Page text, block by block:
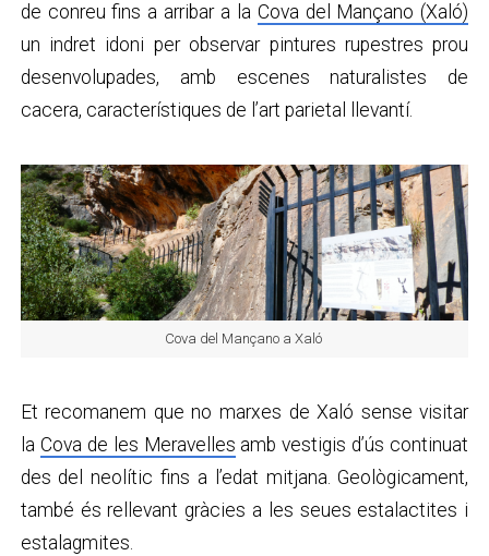
de conreu fins a arribar a la Cova del Mançano (Xaló)
un indret idoni per observar pintures rupestres prou
desenvolupades, amb escenes naturalistes de
cacera, característiques de l’art parietal llevantí.
Cova del Mançano a Xaló
Et recomanem que no marxes de Xaló sense visitar
la Cova de les Meravelles amb vestigis d’ús continuat
des del neolític fins a l’edat mitjana. Geològicament,
també és rellevant gràcies a les seues estalactites i
estalagmites.